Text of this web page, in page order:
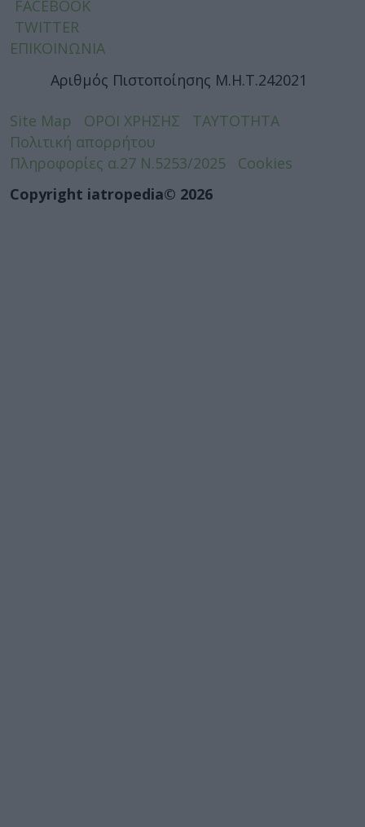
FACEBOOK
TWITTER
ΕΠΙΚΟΙΝΩΝΙΑ
Αριθμός Πιστοποίησης Μ.Η.Τ.242021
Site Map ΟΡΟΙ ΧΡΗΣΗΣ
ΤΑΥΤΟΤΗΤΑ
Πολιτική απορρήτου
Πληροφορίες α.27 Ν.5253/2025
Cookies
Copyright iatropedia© 2026